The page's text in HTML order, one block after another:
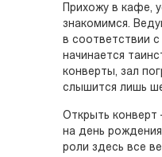
Прихожу в кафе,
знакомимся.
в соответствии
начинается
конверты, зал
слышится лишь
Открыть конверт
на день
роли здесь все